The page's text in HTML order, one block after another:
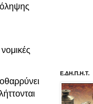
Ε.ΔΗ.Π.Η.Τ.